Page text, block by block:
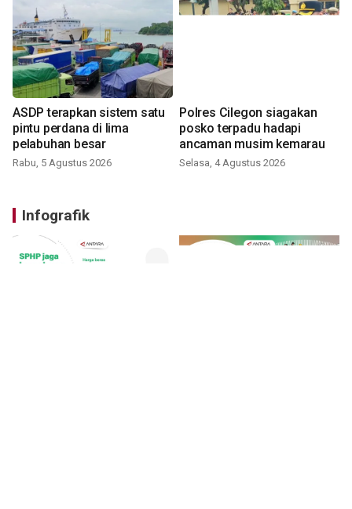
ASDP terapkan sistem satu
pintu perdana di lima
pelabuhan besar
Rabu, 5 Agustus 2026
Polres Cilegon siagakan
posko terpadu hadapi
ancaman musim kemarau
Selasa, 4 Agustus 2026
Infografik